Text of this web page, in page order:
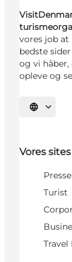
vores job at
bedste
og vi
opleve og
Vælg sprog
Vores sites
Presse
Turist
Travel